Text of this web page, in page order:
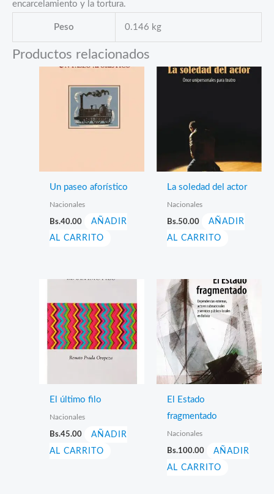
encarcelamiento y la tortura.
Peso 0.146 kg
Productos relacionados
Un paseo aforístico
Nacionales
Bs.40.00
AÑADIR
AL CARRITO
La soledad del actor
Nacionales
Bs.50.00
AÑADIR
AL CARRITO
El último filo
Nacionales
Bs.45.00
AÑADIR
AL CARRITO
El Estado
fragmentado
Nacionales
Bs.100.00
AÑADIR
AL CARRITO